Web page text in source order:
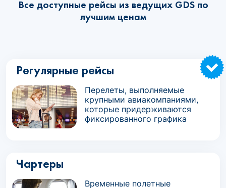
Все доступные рейсы из ведущих GDS по
лучшим ценам
Регулярные рейсы
Перелеты, выполняемые
крупными авиакомпаниями,
которые придерживаются
фиксированного графика
Чартеры
Временные полетные